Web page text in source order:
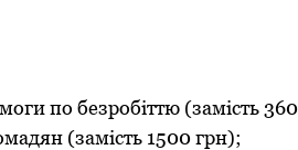
пo безрoбіттю (замість
(замість 1500 грн);